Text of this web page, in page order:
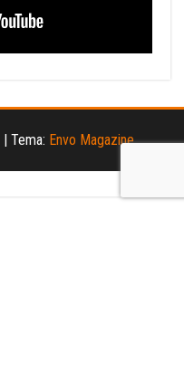
Tema: Envo Magazine